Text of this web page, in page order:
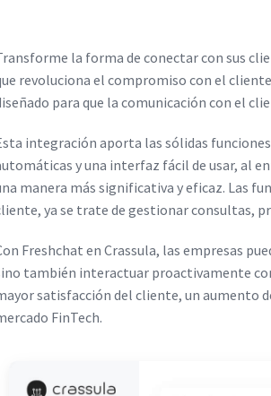
la forma de conectar con sus
revoluciona el compromiso con el
para que la comunicación con el
integración aporta las sólidas
y una interfaz fácil de usar, al
manera más significativa y eficaz. Las
ya se trate de gestionar consultas,
Freshchat en Crassula, las empresas
también interactuar proactivamente
satisfacción del cliente, un aumento
FinTech.